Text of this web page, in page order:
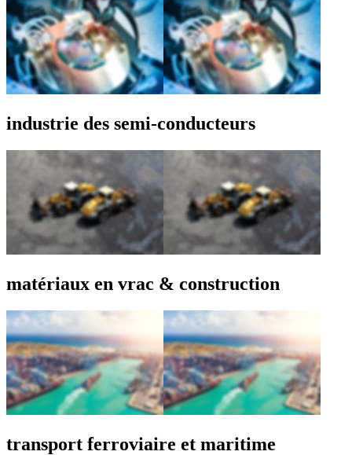
industrie des semi-conducteurs
matériaux en vrac & construction
transport ferroviaire et maritime